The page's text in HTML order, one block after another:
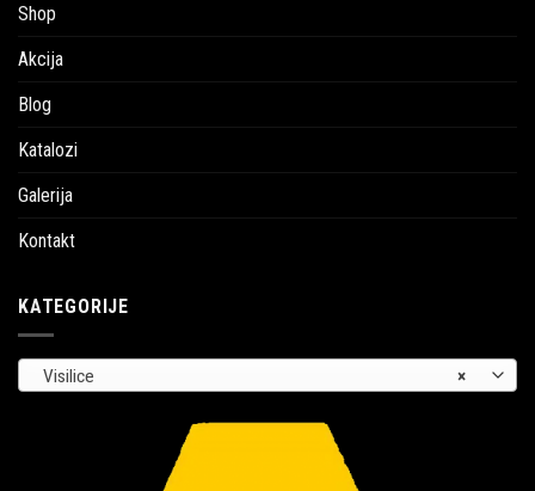
Shop
Akcija
Blog
Katalozi
Galerija
Kontakt
KATEGORIJE
×
Visilice